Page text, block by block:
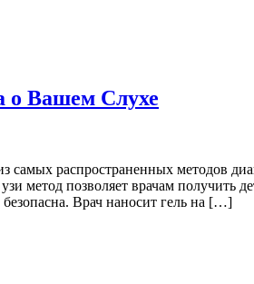
о Вашем Слухе
самых распространенных методов
метод позволяет врачам
безопасна. Врач наносит гель на […]